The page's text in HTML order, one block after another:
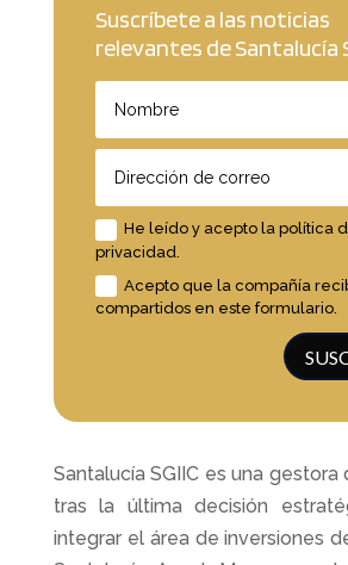
Suscríbete a las noticias
relevantes de Santalucía
He leído y acepto la política
privacidad.
Acepto que la compañía
compartidos en este formulario.
Santalucía SGIIC es una
tras la última decisión
integrar el área de inversiones